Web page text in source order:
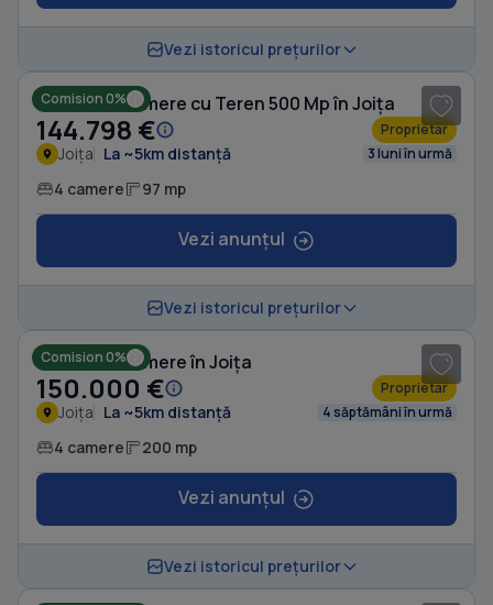
Vezi istoricul prețurilor
Comision 0%
Casă cu 4 camere cu Teren 500 Mp în Joița
144.798 € Proprietar
Joița La ~5km distanță 3 luni în urmă
4 camere 97 mp
Vezi anunțul
Vezi istoricul prețurilor
Comision 0%
Casă cu 4 camere în Joița
150.000 € Proprietar
Joița La ~5km distanță 4 săptămâni în urmă
4 camere 200 mp
Vezi anunțul
Vezi istoricul prețurilor